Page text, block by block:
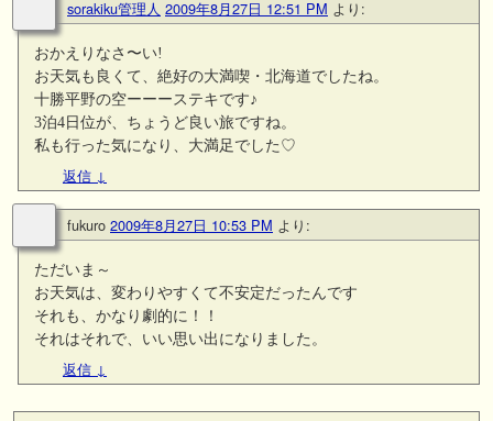
sorakiku管理人 2009年8月27日 12:51 PM より:
おかえりなさ〜い!
お天気も良くて、絶好の大満喫・北海道でしたね。
十勝平野の空ーーーステキです♪
3泊4日位が、ちょうど良い旅ですね。
私も行った気になり、大満足でした♡
返信 ↓
fukuro 2009年8月27日 10:53 PM より:
ただいま～
お天気は、変わりやすくて不安定だったんです
それも、かなり劇的に！！
それはそれで、いい思い出になりました。
返信 ↓